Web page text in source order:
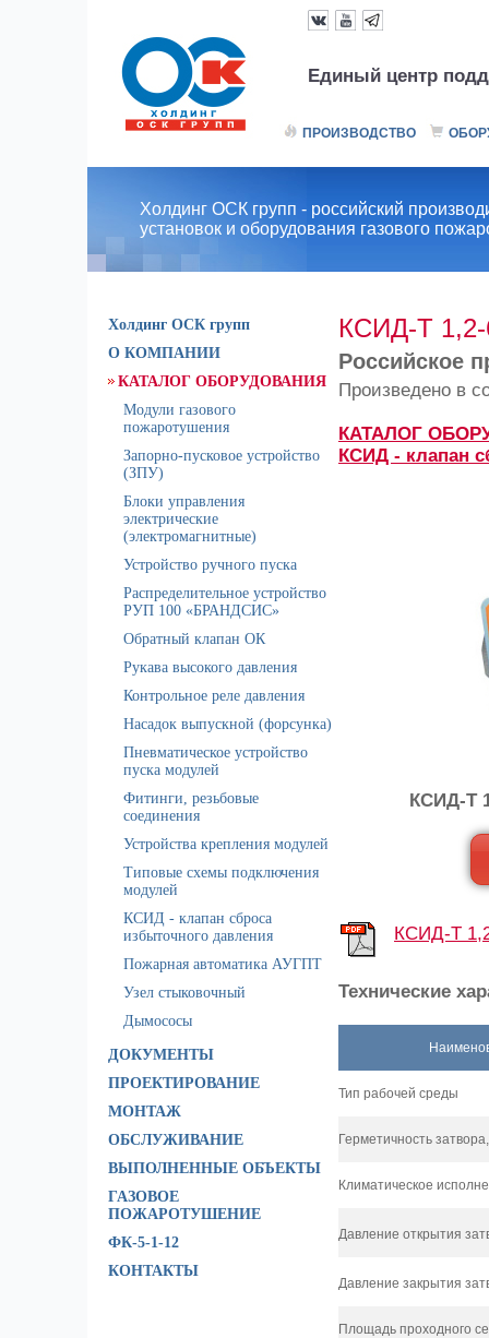
Единый центр
ПРОИЗВОДСТВО
Холдинг ОСК групп - российский
установок и оборудования газового
Холдинг ОСК групп
О КОМПАНИИ
КАТАЛОГ ОБОРУДОВАНИЯ
Модули газового
пожаротушения
Запорно-пусковое устройство
(ЗПУ)
Блоки управления
электрические
(электромагнитные)
Устройство ручного пуска
Распределительное устройство
РУП 100 «БРАНДСИС»
Обратный клапан ОК
Рукава высокого давления
Контрольное реле давления
Насадок выпускной (форсунка)
Пневматическое устройство
пуска модулей
Фитинги, резьбовые
соединения
Устройства крепления модулей
Типовые схемы подключения
модулей
КСИД - клапан сброса
избыточного давления
Пожарная автоматика АУГПТ
Узел стыковочный
Дымососы
ДОКУМЕНТЫ
ПРОЕКТИРОВАНИЕ
МОНТАЖ
ОБСЛУЖИВАНИЕ
ВЫПОЛНЕННЫЕ ОБЪЕКТЫ
ГАЗОВОЕ
ПОЖАРОТУШЕНИЕ
ФК-5-1-12
КОНТАКТЫ
КСИД-Т 1,2-
Российское
Произведено в
КАТАЛОГ
КСИД - клапан
КСИД-Т
КСИД-Т
Технические
Тип рабочей среды
Герметичность
Климатическое
Давление открытия
Давление закрытия
Площадь проходного